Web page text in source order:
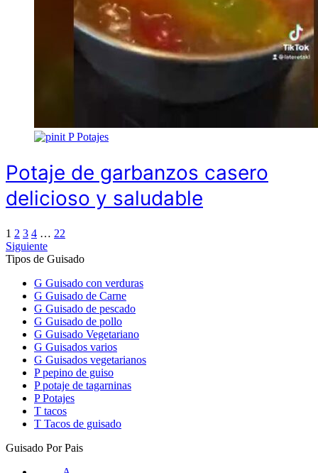
P Potajes
Potaje de garbanzos casero
delicioso y saludable
1 2 3 4 … 22
Siguiente
Tipos de Guisado
G Guisado con verduras
G Guisado de Carne
G Guisado de pescado
G Guisado de pollo
G Guisado Vegetariano
G Guisados varios
G Guisados vegetarianos
P pepino de guiso
P potaje de tagarninas
P Potajes
T tacos
T Tacos de guisado
Guisado Por Pais